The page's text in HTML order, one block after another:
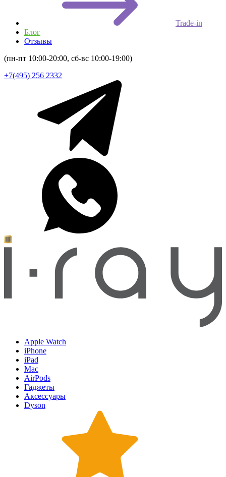
Trade-in
Блог
Отзывы
(пн-пт 10:00-20:00, сб-вс 10:00-19:00)
+7(495) 256 2332
Apple Watch
iPhone
iPad
Mac
AirPods
Гаджеты
Аксессуары
Dyson